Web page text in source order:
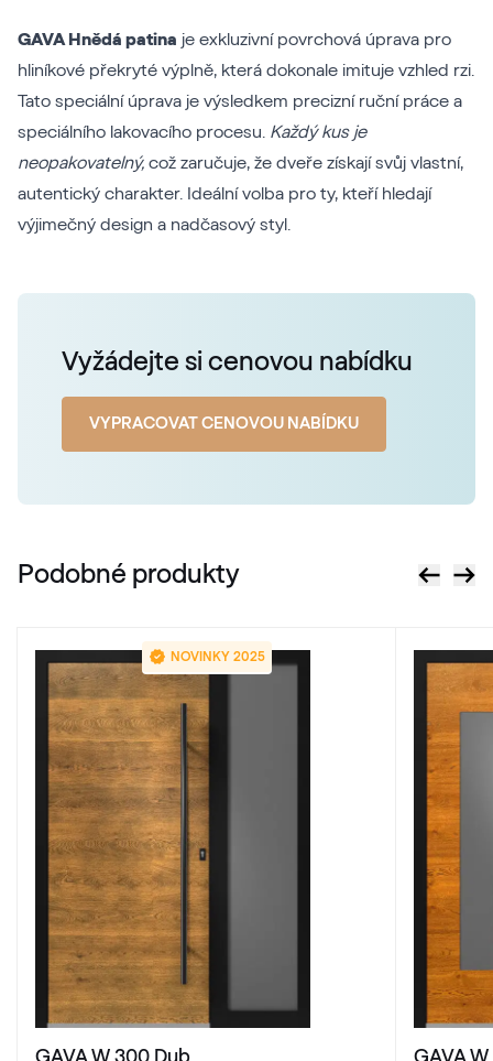
GAVA Hnědá patina je exkluzivní povrchová úprava pro
hliníkové překryté výplně, která dokonale imituje vzhled rzi.
Tato speciální úprava je výsledkem precizní ruční práce a
speciálního lakovacího procesu. Každý kus je
neopakovatelný, což zaručuje, že dveře získají svůj vlastní,
autentický charakter. Ideální volba pro ty, kteří hledají
výjimečný design a nadčasový styl.
Vyžádejte si cenovou nabídku
VYPRACOVAT CENOVOU NABÍDKU
Podobné produkty
NOVINKY 2025
GAVA W 300 Dub GAVA W